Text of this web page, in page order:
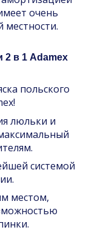
очень
местности.
2 в 1 Adamex
польского
люльки и
системой
местом,